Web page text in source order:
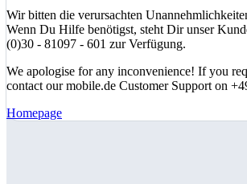
Wir bitten die verursachten
Wenn Du Hilfe benötigst, steht Dir unser
(0)30 - 81097 - 601 zur Verfügung.
We apologise for any inconvenience! If you
contact our mobile.de Customer Support on
Homepage